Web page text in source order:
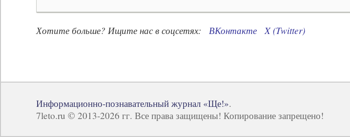
Хотите больше? Ищите нас в соцсетях: ВКонтакте X (Twitter)
Информационно-познавательный журнал «Ще!».
7leto.ru © 2013-2026 гг. Все права защищены! Копирование запрещено!